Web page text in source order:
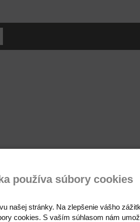
používa súbory cookies
našej stránky. Na zlepšenie vášho
cookies. S vaším súhlasom nám